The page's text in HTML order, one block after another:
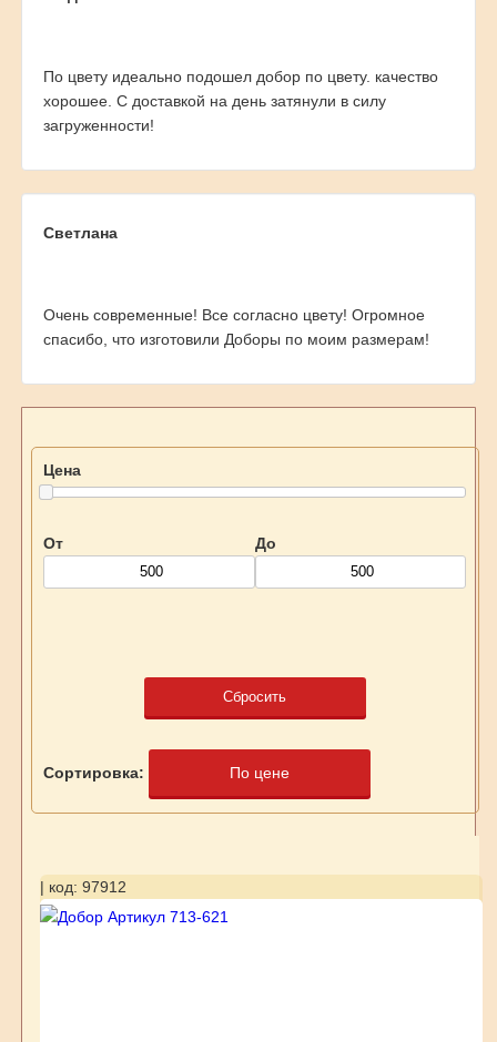
По цвету идеально подошел добор по цвету. качество
хорошее. С доставкой на день затянули в силу
загруженности!
Светлана
Очень современные! Все согласно цвету! Огромное
спасибо, что изготовили Доборы по моим размерам!
Цена
От До
Сбросить
Сортировка: По цене
| код: 97912